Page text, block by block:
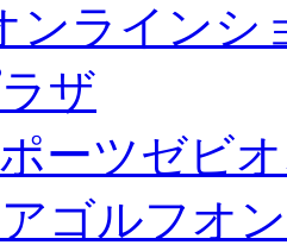
ンラインシ
ザ
ーツゼビ
ゴルフオ